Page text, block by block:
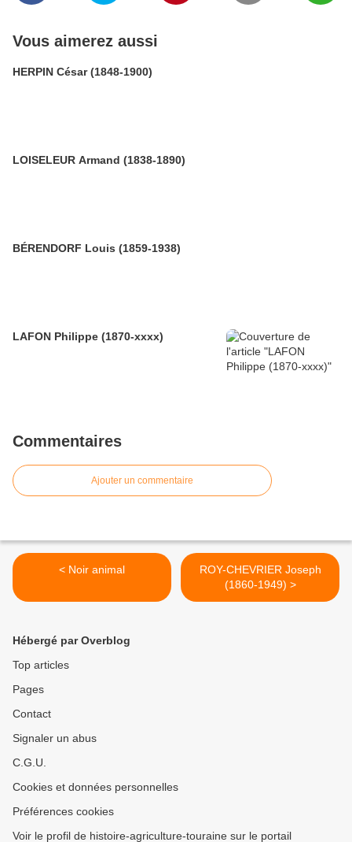
Vous aimerez aussi
HERPIN César (1848-1900)
LOISELEUR Armand (1838-1890)
BÉRENDORF Louis (1859-1938)
LAFON Philippe (1870-xxxx)
Commentaires
Ajouter un commentaire
< Noir animal
ROY-CHEVRIER Joseph
(1860-1949) >
Hébergé par Overblog
Top articles
Pages
Contact
Signaler un abus
C.G.U.
Cookies et données personnelles
Préférences cookies
Voir le profil de histoire-agriculture-touraine sur le portail